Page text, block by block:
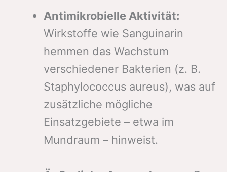
Antimikrobielle Aktivität:
Wirkstoffe wie Sanguinarin
hemmen das Wachstum
verschiedener Bakterien (z. B.
Staphylococcus aureus), was auf
zusätzliche mögliche
Einsatzgebiete – etwa im
Mundraum – hinweist.